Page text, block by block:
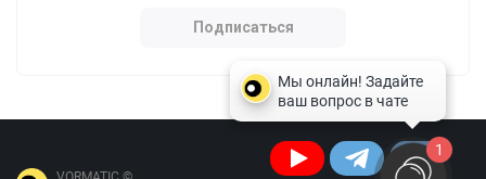
Подписаться
1